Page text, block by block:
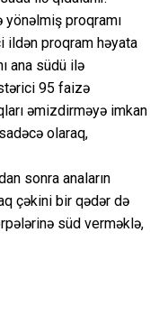
yönəlmiş proqramı
ildən proqram həyata
ana südü ilə
95 faizə
əmizdirməyə imkan
olaraq,
sonra anaların
çəkini bir qədər də
süd verməklə,